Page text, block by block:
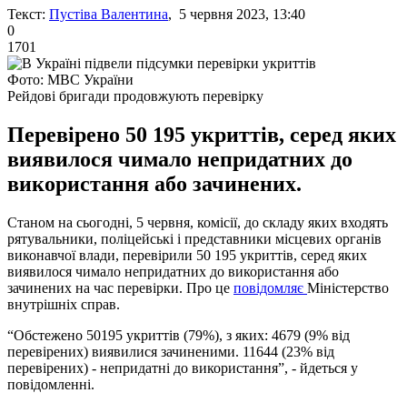
Текст: Пустіва Валентина, 5 червня 2023, 13:40
0
1701
Фото: МВС України
Рейдові бригади продовжують перевірку
Перевірено 50 195 укриттів, серед яких
виявилося чимало непридатних до
використання або зачинених.
Станом на сьогодні, 5 червня, комісії, до складу яких входять
рятувальники, поліцейські і представники місцевих органів
виконавчої влади, перевірили 50 195 укриттів, серед яких
виявилося чимало непридатних до використання або
зачинених на час перевірки. Про це повідомляє Міністерство
внутрішніх справ.
“Обстежено 50195 укриттів (79%), з яких: 4679 (9% від
перевірених) виявилися зачиненими. 11644 (23% від
перевірених) - непридатні до використання”, - йдеться у
повідомленні.